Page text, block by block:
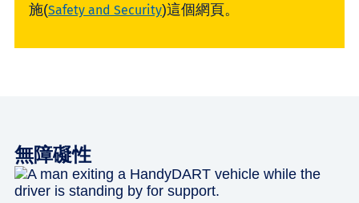
施(Safety and Security)這個網頁。
無障礙性